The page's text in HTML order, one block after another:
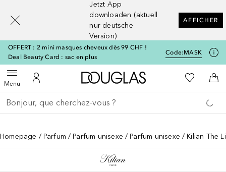
Jetzt App
downloaden (aktuell
nur deutsche
Version)
AFFICHER
OFFERT : 2 mini masques cheveux dès 99 CHF !
Deal Beauty Card : sac en plus
Code:MASK
MenuOuvrir le menuVers Mon Compte
Vers l'accueil Douglas
Vers Ma
Retourner
Exécuter la recherche
Homepage Parfum Parfum unisexe Parfum unisexe Kilian The
[navigation.slideout.screenreader]